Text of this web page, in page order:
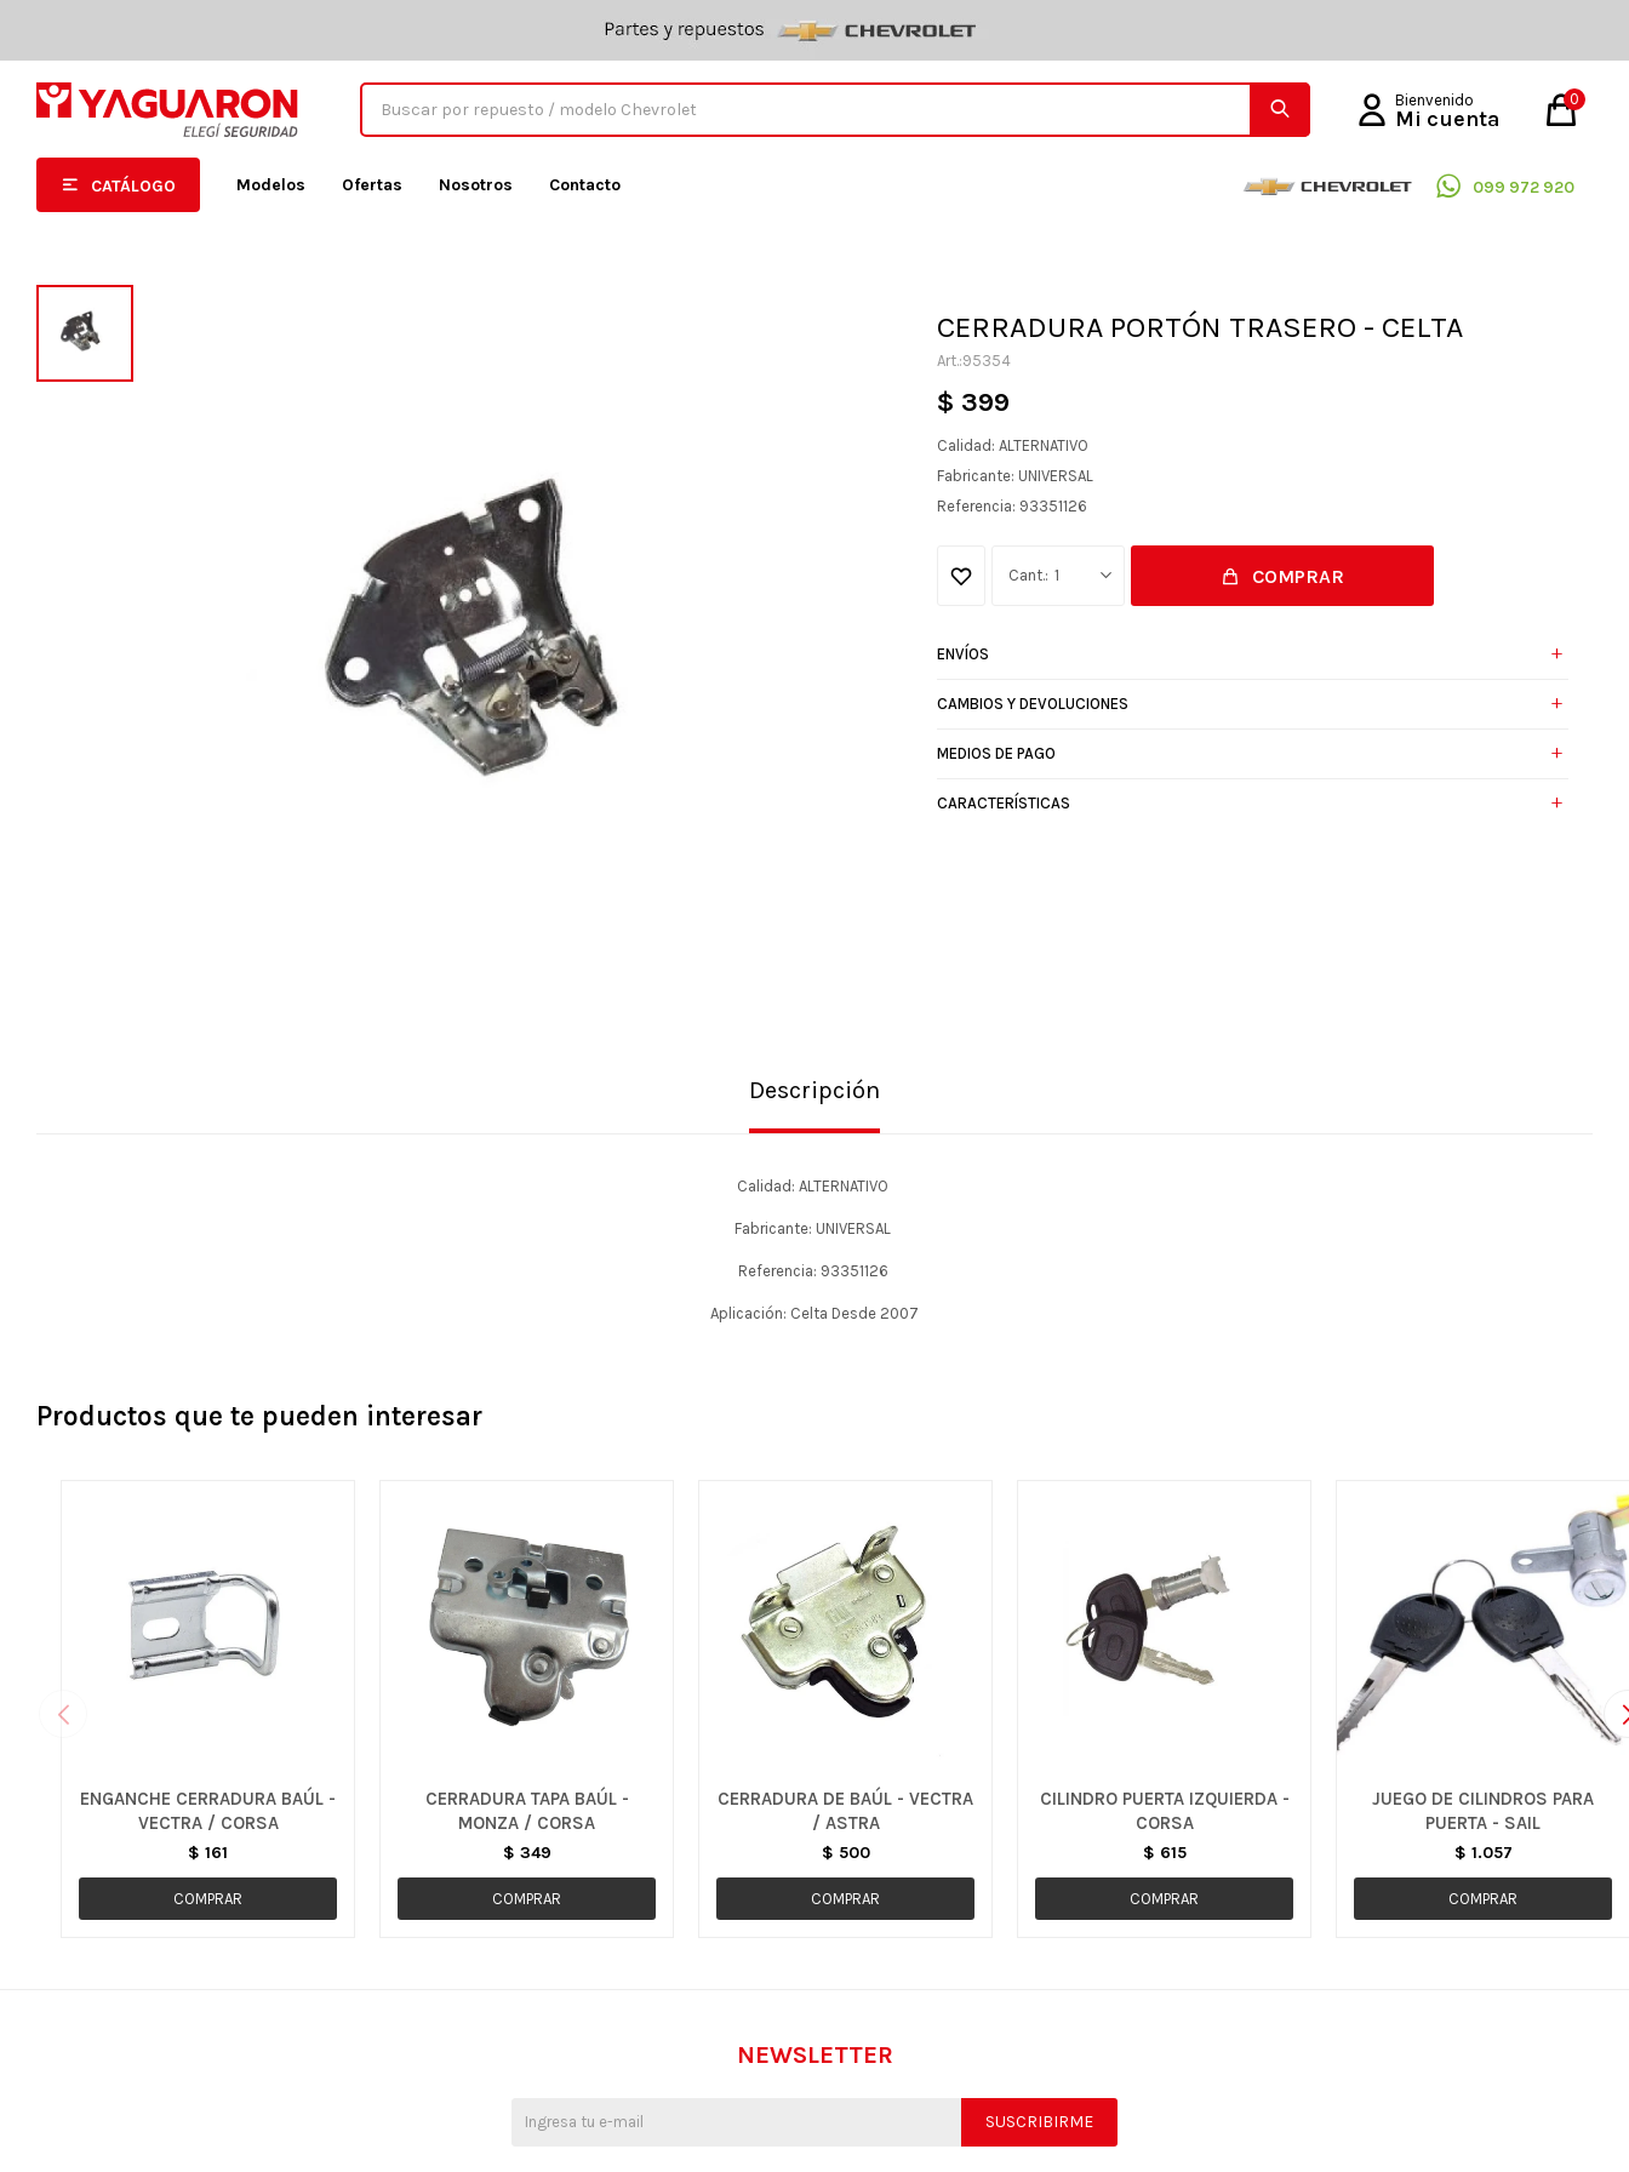
CATÁLOGO Modelos Ofertas Nosotros Contacto 099 972 920
0
CERRADURA PORTÓN TRASERO - CELTA
95354
$ 399
Calidad: ALTERNATIVO
Fabricante: UNIVERSAL
Referencia: 93351126
1 COMPRAR
ENVÍOS
CAMBIOS Y DEVOLUCIONES
MEDIOS DE PAGO
CARACTERÍSTICAS
Descripción
Calidad: ALTERNATIVO
Fabricante: UNIVERSAL
Referencia: 93351126
Aplicación: Celta Desde 2007
Productos que te pueden interesar
ENGANCHE CERRADURA BAÚL -
VECTRA / CORSA
$ 161
CERRADURA TAPA BAÚL -
MONZA / CORSA
$ 349
CERRADURA DE BAÚL - VECTRA
/ ASTRA
$ 500
CILINDRO PUERTA IZQUIERDA -
CORSA
$ 615
JUEGO DE CILINDROS PARA
PUERTA - SAIL
$ 1.057
NEWSLETTER
SUSCRIBIRME